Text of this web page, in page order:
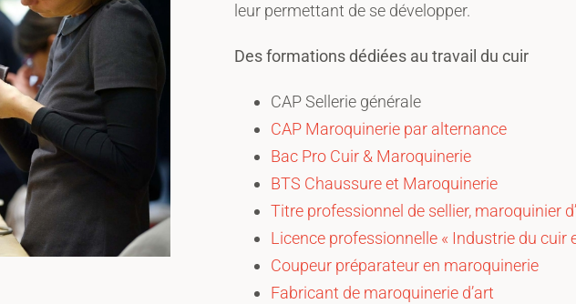
leur permettant de se développer.
Des formations dédiées au travail du cuir
CAP Sellerie générale
CAP Maroquinerie par alternance
Bac Pro Cuir & Maroquinerie
BTS Chaussure et Maroquinerie
Titre professionnel de sellier, maroquinier
Licence professionnelle « Industrie du cuir
Coupeur préparateur en maroquinerie
Fabricant de maroquinerie d’art